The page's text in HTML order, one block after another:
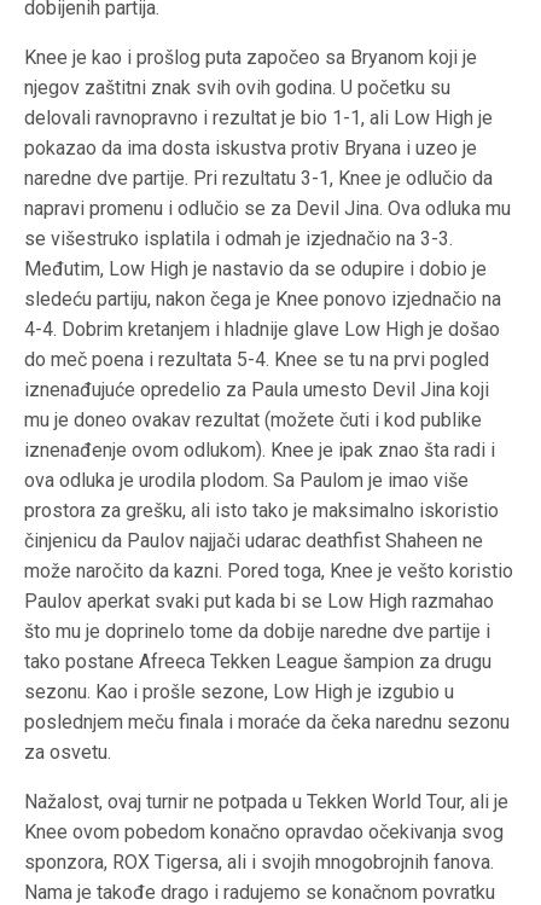
dobijenih partija.
Knee je kao i prošlog puta započeo sa Bryanom koji je
njegov zaštitni znak svih ovih godina. U početku su
delovali ravnopravno i rezultat je bio 1-1, ali Low High je
pokazao da ima dosta iskustva protiv Bryana i uzeo je
naredne dve partije. Pri rezultatu 3-1, Knee je odlučio da
napravi promenu i odlučio se za Devil Jina. Ova odluka mu
se višestruko isplatila i odmah je izjednačio na 3-3.
Međutim, Low High je nastavio da se odupire i dobio je
sledeću partiju, nakon čega je Knee ponovo izjednačio na
4-4. Dobrim kretanjem i hladnije glave Low High je došao
do meč poena i rezultata 5-4. Knee se tu na prvi pogled
iznenađujuće opredelio za Paula umesto Devil Jina koji
mu je doneo ovakav rezultat (možete čuti i kod publike
iznenađenje ovom odlukom). Knee je ipak znao šta radi i
ova odluka je urodila plodom. Sa Paulom je imao više
prostora za grešku, ali isto tako je maksimalno iskoristio
činjenicu da Paulov najjači udarac deathfist Shaheen ne
može naročito da kazni. Pored toga, Knee je vešto koristio
Paulov aperkat svaki put kada bi se Low High razmahao
što mu je doprinelo tome da dobije naredne dve partije i
tako postane Afreeca Tekken League šampion za drugu
sezonu. Kao i prošle sezone, Low High je izgubio u
poslednjem meču finala i moraće da čeka narednu sezonu
za osvetu.
Nažalost, ovaj turnir ne potpada u Tekken World Tour, ali je
Knee ovom pobedom konačno opravdao očekivanja svog
sponzora, ROX Tigersa, ali i svojih mnogobrojnih fanova.
Nama je takođe drago i radujemo se konačnom povratku